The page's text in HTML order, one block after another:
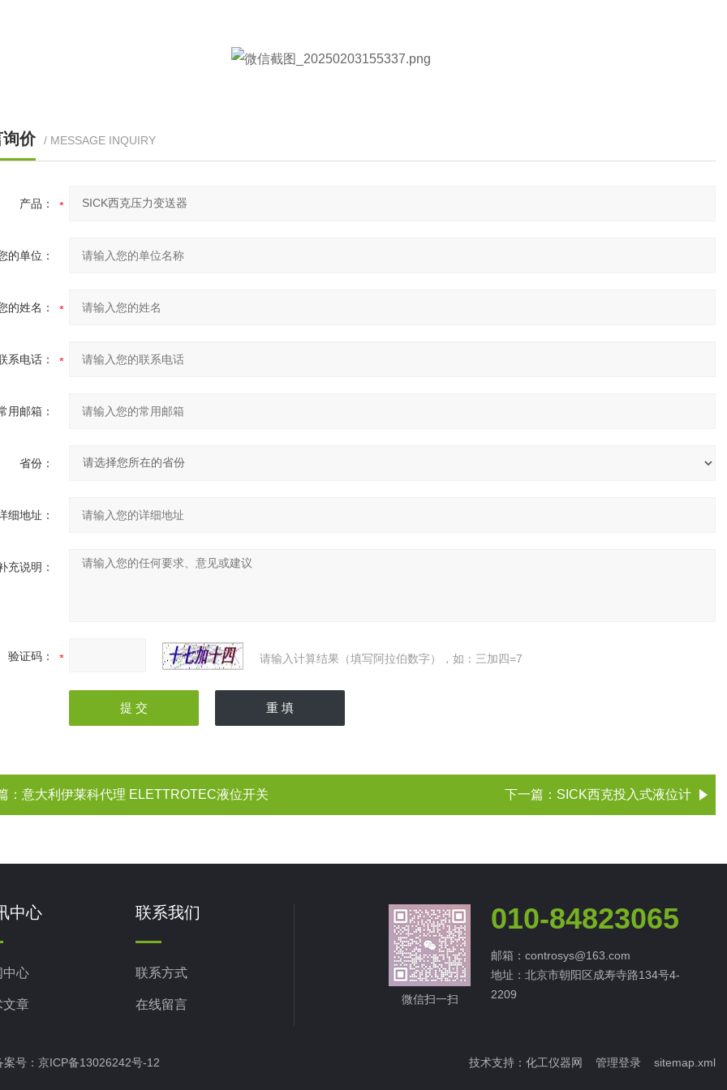
价 / MESSAGE INQUIRY
产品：
的单位：
的姓名：
系电话：
用邮箱：
省份：
细地址：
充说明：
验证码： 请输入计算结果（填写阿拉伯数字），如：三加四=7
： 意大利伊莱科代理 ELETTROTEC液位开关 下一篇： SICK西克投入式液位计
中心
中心
文章
联系我们
联系方式
在线留言 微信扫一扫
010-84823065
邮箱：controsys@163.com
地址：北京市朝阳区成寿寺路134号4-
2209
号： 京ICP备13026242号-12 技术支持： 化工仪器网 管理登录 sitemap.xml